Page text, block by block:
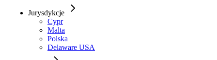
Jurysdykcje
Cypr
Malta
Polska
Delaware USA